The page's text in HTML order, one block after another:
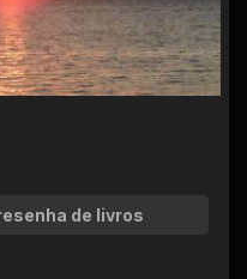
de livros